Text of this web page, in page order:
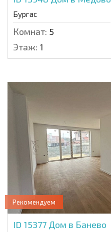
Бургас
Комнат: 5
Этаж: 1
Рекомендуем
ID 15377 Дом в Банево